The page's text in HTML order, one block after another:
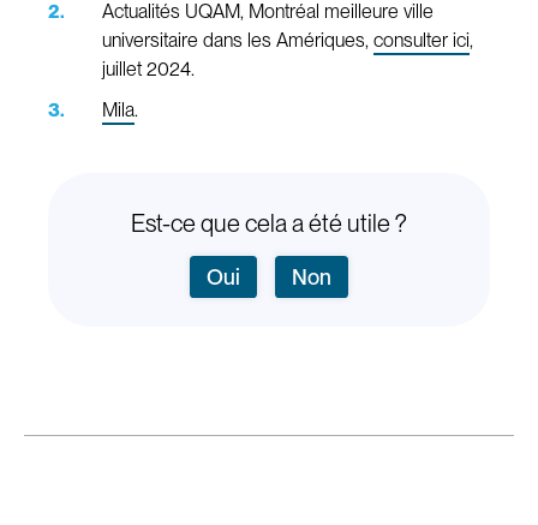
Actualités UQAM, Montréal meilleure ville
universitaire dans les Amériques, consulter ici,
juillet 2024.
Mila.
Est-ce que cela a été utile ?
Oui Non